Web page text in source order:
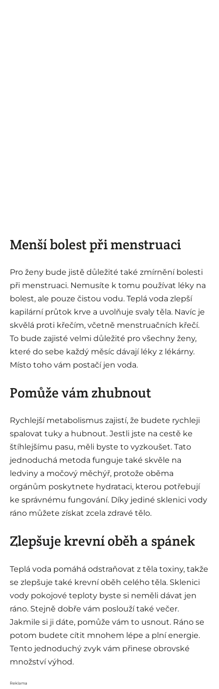
Menší bolest při menstruaci
Pro ženy bude jistě důležité také zmírnění bolesti
při menstruaci. Nemusíte k tomu používat léky na
bolest, ale pouze čistou vodu. Teplá voda zlepší
kapilární průtok krve a uvolňuje svaly těla. Navíc je
skvělá proti křečím, včetně menstruačních křečí.
To bude zajisté velmi důležité pro všechny ženy,
které do sebe každý měsíc dávají léky z lékárny.
Místo toho vám postačí jen voda.
Pomůže vám zhubnout
Rychlejší metabolismus zajistí, že budete rychleji
spalovat tuky a hubnout. Jestli jste na cestě ke
štíhlejšímu pasu, měli byste to vyzkoušet. Tato
jednoduchá metoda funguje také skvěle na
ledviny a močový měchýř, protože oběma
orgánům poskytnete hydrataci, kterou potřebují
ke správnému fungování. Díky jediné sklenici vody
ráno můžete získat zcela zdravé tělo.
Zlepšuje krevní oběh a spánek
Teplá voda pomáhá odstraňovat z těla toxiny, takže
se zlepšuje také krevní oběh celého těla. Sklenici
vody pokojové teploty byste si neměli dávat jen
ráno. Stejně dobře vám poslouží také večer.
Jakmile si ji dáte, pomůže vám to usnout. Ráno se
potom budete cítit mnohem lépe a plní energie.
Tento jednoduchý zvyk vám přinese obrovské
množství výhod.
Reklama